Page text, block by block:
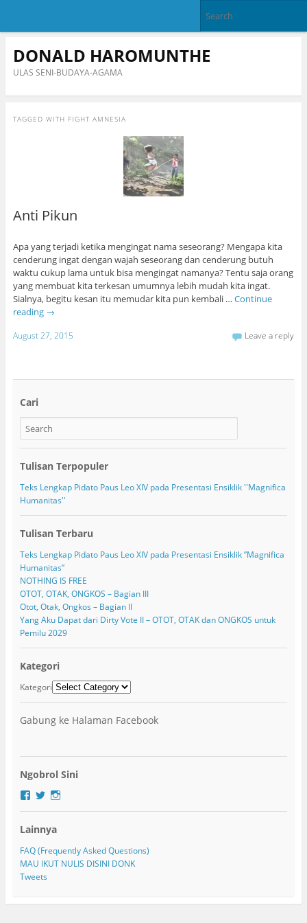
DONALD HAROMUNTHE
ULAS SENI-BUDAYA-AGAMA
TAGGED WITH FIGHT AMNESIA
Anti Pikun
Apa yang terjadi ketika mengingat nama seseorang? Mengapa kita
cenderung ingat dengan wajah seseorang dan cenderung butuh
waktu cukup lama untuk bisa mengingat namanya? Tentu saja orang
yang membuat kita terkesan umumnya lebih mudah kita ingat.
Sialnya, begitu kesan itu memudar kita pun kembali … Continue
reading →
August 27, 2015 Leave a reply
Cari
Tulisan Terpopuler
Teks Lengkap Pidato Paus Leo XIV pada Presentasi Ensiklik ''Magnifica
Humanitas''
Tulisan Terbaru
Teks Lengkap Pidato Paus Leo XIV pada Presentasi Ensiklik ”Magnifica
Humanitas”
NOTHING IS FREE
OTOT, OTAK, ONGKOS – Bagian III
Otot, Otak, Ongkos – Bagian II
Yang Aku Dapat dari Dirty Vote II – OTOT, OTAK dan ONGKOS untuk
Pemilu 2029
Kategori
Kategori
Gabung ke Halaman Facebook
Ngobrol Sini
F
e
o
o
T
t
e
r
g
r
Lainnya
FAQ (Frequently Asked Questions)
MAU IKUT NULIS DISINI DONK
Tweets